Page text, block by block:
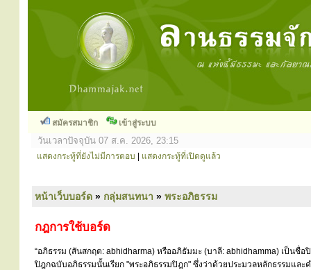
สมัครสมาชิก เข้าสู่ระบบ
วันเวลาปัจจุบัน 07 ส.ค. 2026, 23:15
แสดงกระทู้ที่ยังไม่มีการตอบ แสดงกระทู้ที่เปิดดูแล้ว
หน้าเว็บบอร์ด » กลุ่มสนทนา » พระอภิธรรม
กฎการใช้บอร์ด
“อภิธรรม (สันสกฤต: abhidharma) หรืออภิธัมมะ (บาลี: abhidhamma) เป็น
ปิฎกฉบับอภิธรรมนั้นเรียก "พระอภิธรรมปิฎก" ซึ่งว่าด้วยประมวลหลักธรรมแล